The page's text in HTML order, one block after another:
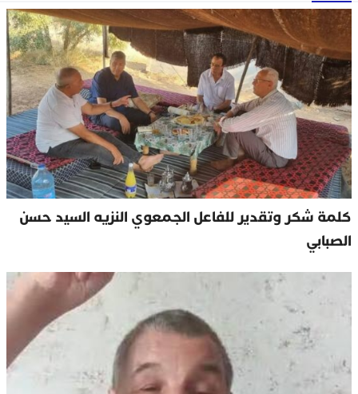
كلمة شكر وتقدير للفاعل الجمعوي النزيه السيد حسن
الصبابي